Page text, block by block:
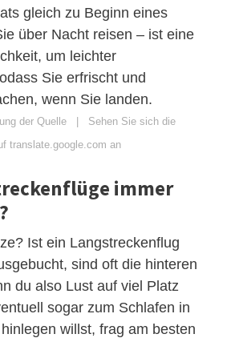
gleich zu Beginn eines
über Nacht reisen – ist eine
um leichter
Sie erfrischt und
wenn Sie landen.
der Quelle | Sehen Sie sich die
translate.google.com an
immer
Ist ein Langstreckenflug
sind oft die hinteren
du also Lust auf viel Platz
sogar zum Schlafen in
willst, frag am besten